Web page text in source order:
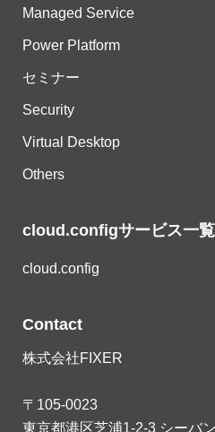
Managed Service
Power Platform
セミナー
Security
Virtual Desktop
Others
cloud.configサービス一覧
cloud.config
Contact
株式会社FIXER
〒105-0023
東京都港区芝浦1-2-3 シーバ